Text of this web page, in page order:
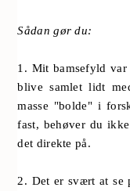
Sådan gør du:
1. Mit bamsefyld
blive samlet lidt
masse "bolde" i
fast, behøver du
det direkte på.
2. Det er svært at se